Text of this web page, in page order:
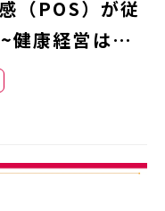
（POS）が従
健康経営は